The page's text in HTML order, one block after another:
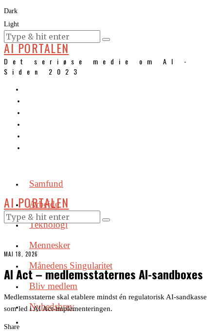
Dark
Light
KURSER
AI PORTALEN
Det seriøse medie om AI -
Siden 2023
Samfund
Arbejde
Teknologi
Mennesker
Månedens Singularitet
Bliv medlem
Nyhedsbrev
AI PORTALEN
MAJ 18, 2026
AI Act – medlemsstaternes AI-sandboxes
Medlemsstaterne skal etablere mindst én regulatorisk AI-sandkasse
som led i AI Act-implementeringen.
Share